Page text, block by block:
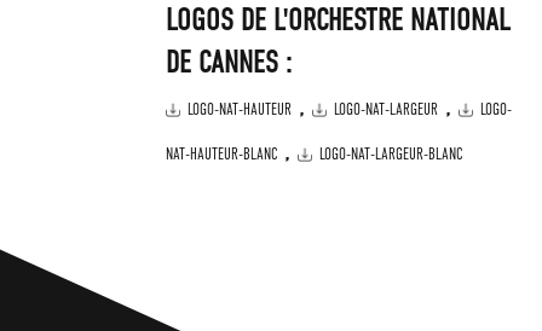
LOGOS DE L'ORCHESTRE NATIONAL
DE CANNES :
LOGO-NAT-HAUTEUR , LOGO-NAT-LARGEUR , LOGO-
NAT-HAUTEUR-BLANC , LOGO-NAT-LARGEUR-BLANC